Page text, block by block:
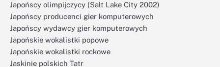
Japońscy olimpijczycy (Salt Lake City 2002)
Japońscy producenci gier komputerowych
Japońscy wydawcy gier komputerowych
Japońskie wokalistki popowe
Japońskie wokalistki rockowe
Jaskinie polskich Tatr